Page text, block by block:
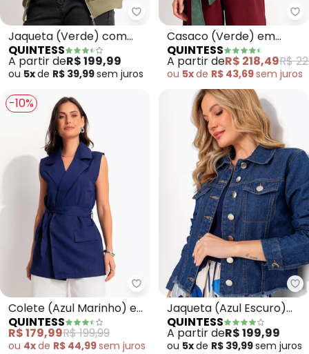
Quintess - Jaqueta (Verde)
Jaqueta (Verde) com
Abertura em Zíper
QUINTESS
A partir deR$ 199,99
ou 5xde R$ 39,99sem juros
Casaco (Verde) em
Malha Suede
QUINTESS
A partir deR$ 218,49R$
ou 5xde R$ 43,69sem juros
-10%
Quintess - Colete (Azul
Colete (Azul Marinho) em
Alfaiataria
QUINTESS
R$ 179,99R$ 199,99
ou 4xde R$ 44,99sem juros
Jaqueta (Azul Escuro)
em Jeans
QUINTESS
A partir deR$ 199,99
ou 5xde R$ 39,99sem juros